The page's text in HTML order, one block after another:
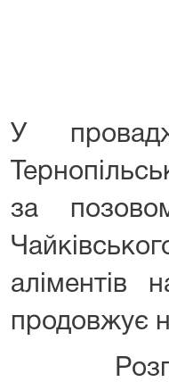
У
за
аліментів
продовжує
Розгляд